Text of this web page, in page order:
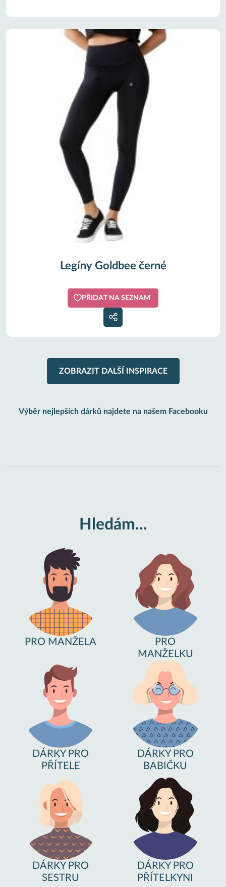
Legíny Goldbee černé
PŘIDAT NA SEZNAM
ZOBRAZIT DALŠÍ INSPIRACE
Výběr nejlepších dárků najdete na našem Facebooku
Hledám...
PRO MANŽELA
PRO
MANŽELKU
DÁRKY PRO
PŘÍTELE
DÁRKY PRO
BABIČKU
DÁRKY PRO
SESTRU
DÁRKY PRO
PŘÍTELKYNI